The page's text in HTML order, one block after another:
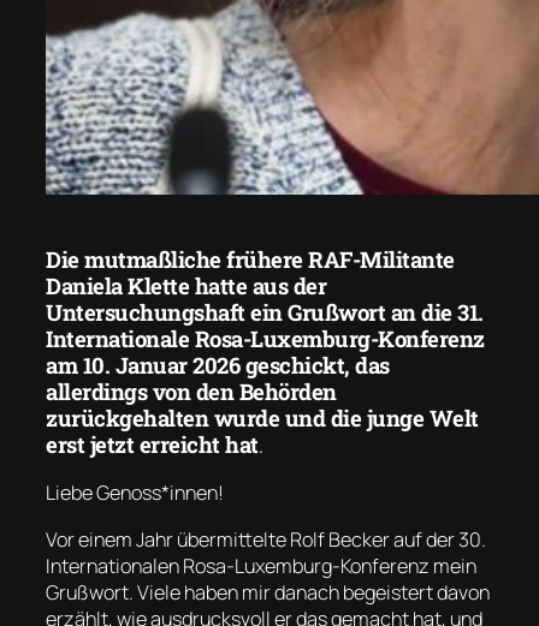
Die mutmaßliche frühere RAF-Militante
Daniela Klette hatte aus der
Untersuchungshaft ein Grußwort an die 31.
Internationale Rosa-Luxemburg-Konferenz
am 10. Januar 2026 geschickt, das
allerdings von den Behörden
zurückgehalten wurde und die junge Welt
erst jetzt erreicht hat.
Liebe Genoss*innen!
Vor einem Jahr übermittelte Rolf Becker auf der 30.
Internationalen Rosa-Luxemburg-Konferenz mein
Grußwort. Viele haben mir danach begeistert davon
erzählt, wie ausdrucksvoll er das gemacht hat, und